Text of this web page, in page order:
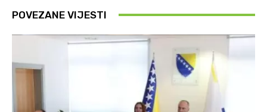
POVEZANE VIJESTI